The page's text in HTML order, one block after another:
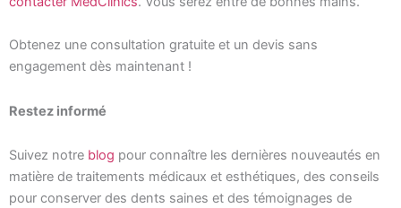
Obtenez une consultation gratuite et un devis sans
engagement dès maintenant !
Restez informé
Suivez notre blog pour connaître les dernières nouveautés en
matière de traitements médicaux et esthétiques, des conseils
pour conserver des dents saines et des témoignages de